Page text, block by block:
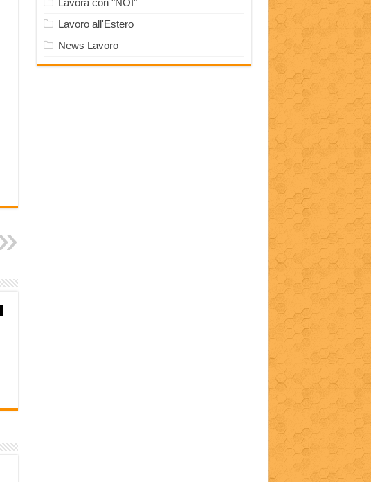
Lavora con "NOI"
Lavoro all'Estero
News Lavoro